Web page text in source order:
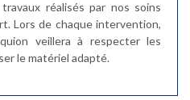
réalisés par nos soins
Lors de chaque intervention,
veillera à respecter les
le matériel adapté.